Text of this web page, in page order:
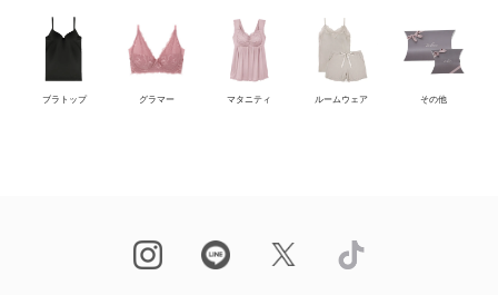
ブラトップ グラマー マタニティ ルームウェア その他